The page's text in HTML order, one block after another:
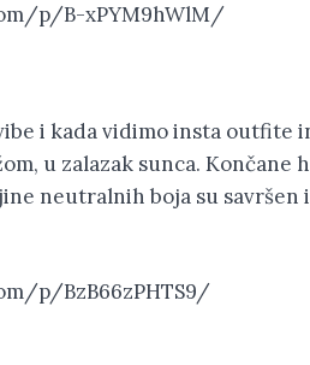
p/B-xPYM9hWlM/
i kada vidimo insta outfite
u zalazak sunca.
neutralnih boja su
p/BzB66zPHTS9/